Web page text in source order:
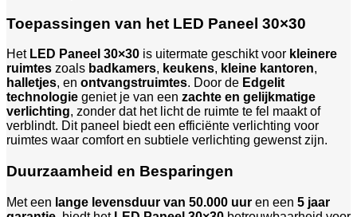
Toepassingen van het LED Paneel 30×30
Het LED Paneel 30×30 is uitermate geschikt voor kleinere
ruimtes zoals badkamers, keukens, kleine kantoren,
halletjes, en ontvangstruimtes. Door de Edgelit
technologie geniet je van een zachte en gelijkmatige
verlichting, zonder dat het licht de ruimte te fel maakt of
verblindt. Dit paneel biedt een efficiënte verlichting voor
ruimtes waar comfort en subtiele verlichting gewenst zijn.
Duurzaamheid en Besparingen
Met een lange levensduur van 50.000 uur en een 5 jaar